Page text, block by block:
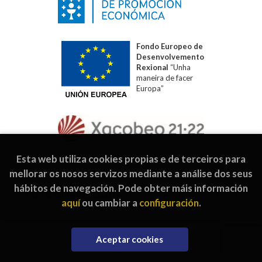
Fondo Europeo de
Desenvolvemento
Rexional “Unha
maneira de facer
Europa”
2026 ©Editorial Galaxia . Todos os dereitos reservados |
Grupo Trevenque
Esta web utiliza cookies propias e de terceiros para
mellorar os nosos servizos mediante a análise dos seus
hábitos de navegación. Pode obter máis información
aquíou cambiar a configuración.
Aceptar cookies